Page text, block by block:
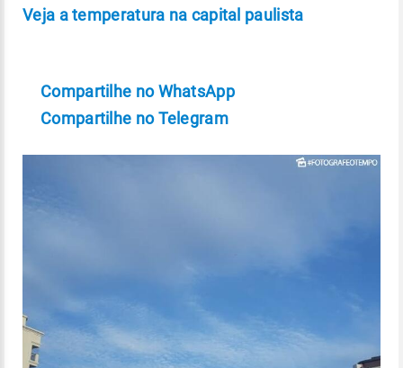
Veja a temperatura na capital paulista
Compartilhe no WhatsApp
Compartilhe no Telegram